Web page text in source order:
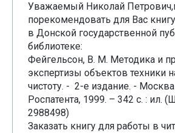
Уважаемый Николай
порекомендовать для Вас
в Донской государственной
библиотеке:
Фейгельсон, В. М. Методика и
экспертизы объектов техники
чистоту. - 2-е издание. -
Роспатента, 1999. – 342 с. :
2988498)
Заказать книгу для работы в